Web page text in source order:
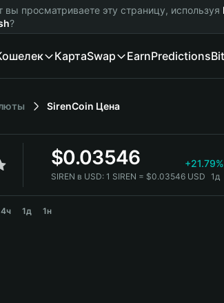
просматриваете эту страницу, используя
?
КартаSwap EarnPredictions
SirenCoin Цена
$0.03546 +21.79%
SIREN в USD: 1 SIREN = $0.03546 USD 1д
4ч 1д 1н